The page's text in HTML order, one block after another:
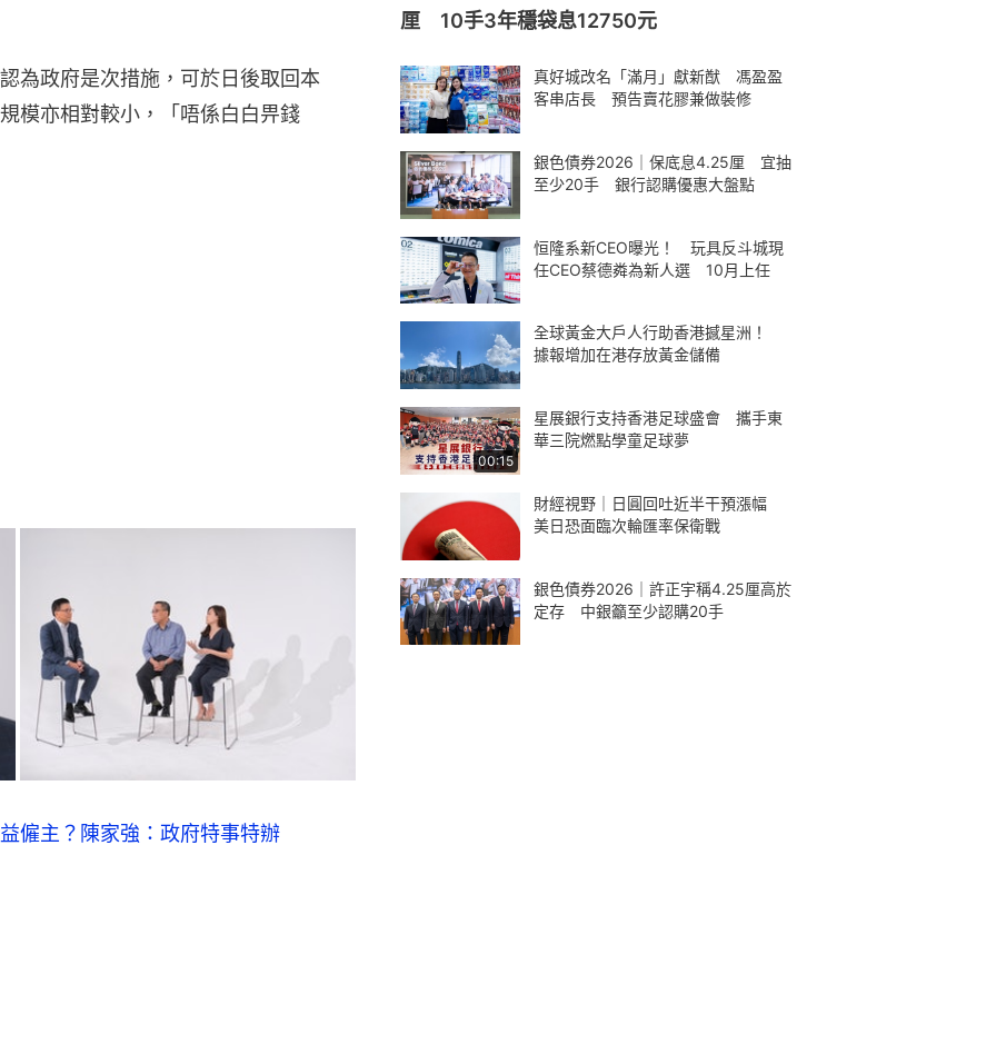
為政府是次措施，可於日後取回本
模亦相對較小，「唔係白白畀錢
僱主？陳家強：政府特事特辦
厘 10手3年穩袋息12750元
真好城改名「滿月」獻新猷 馮盈盈
客串店長 預告賣花膠兼做裝修
銀色債券2026｜保底息4.25厘 宜抽
至少20手 銀行認購優惠大盤點
恒隆系新CEO曝光！ 玩具反斗城現
任CEO蔡德粦為新人選 10月上任
全球黃金大戶人行助香港撼星洲！
據報增加在港存放黃金儲備
00:15
星展銀行支持香港足球盛會 攜手東
華三院燃點學童足球夢
財經視野｜日圓回吐近半干預漲幅
美日恐面臨次輪匯率保衛戰
銀色債券2026｜許正宇稱4.25厘高於
定存 中銀籲至少認購20手